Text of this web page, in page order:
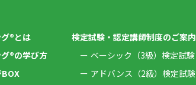
®とは
®の学び方
検定試験・認定講師制度のご案内
ベーシック（3級）検定試験
アドバンス（2級）検定試験